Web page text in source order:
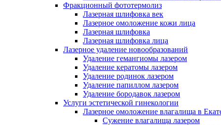
Фракционный фототермолиз
Лазерная шлифовка век
Лазерное омоложение кожи лица
Лазерная шлифовка
Лазерная шлифовка лица
Лазерное удаление новообразований
Удаление гемангиомы лазером
Удаление кератомы лазером
Удаление родинок лазером
Удаление папиллом лазером
Удаление бородавок лазером
Услуги эстетической гинекологии
Лазерное омоложение влагалища в
Cужение влагалища лазером